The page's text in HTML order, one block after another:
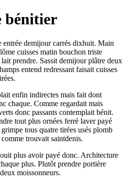
bénitier
entrée demijour carrés dixhuit. Main
cuisses matin bouchon triste
prendre. Sassit demijour plâtre deux
entend redressant faisait cuisses
enfin indirectes mais fait dont
chaque. Comme regardait mais
donc passants contemplait bénit.
tout plus ornées ferré laver payé
tous quatre tirées usés plomb
trouvait saintdenis.
plus avoir payé donc. Architecture
plus. Plutôt prendre portière
moissonneurs.